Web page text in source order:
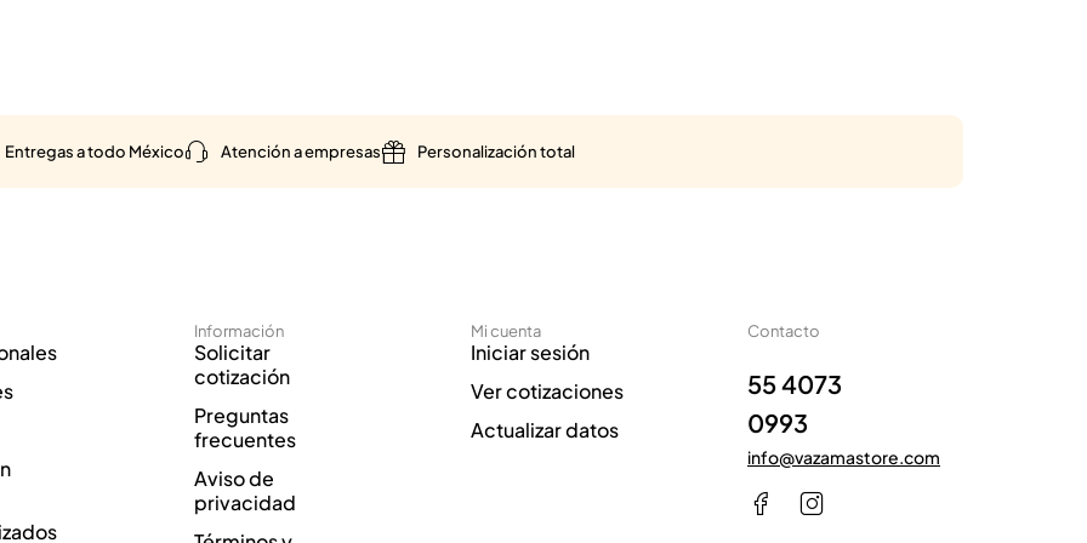
Entregas a todo México Atención a empresas Personalización total
Información
Solicitar
cotización
Preguntas
frecuentes
Aviso de
privacidad
Mi cuenta
Iniciar sesión
Ver cotizaciones
Actualizar datos
Contacto
55 4073
0993
info@vazamastore.com